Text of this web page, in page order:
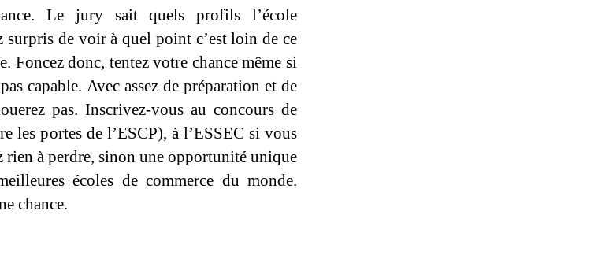
Le jury sait quels profils l’école
surpris de voir à quel point c’est loin de ce
Foncez donc, tentez votre chance même si
capable. Avec assez de préparation et de
pas. Inscrivez-vous au concours de
les portes de l’ESCP), à l’ESSEC si vous
rien à perdre, sinon une opportunité unique
écoles de commerce du monde.
chance.